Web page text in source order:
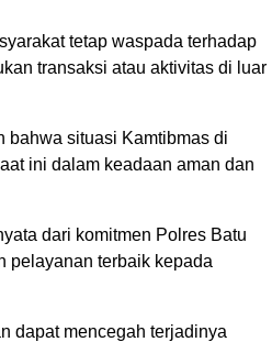
tetap waspada terhadap
transaksi atau aktivitas di luar
bahwa situasi Kamtibmas di
ini dalam keadaan aman dan
dari komitmen Polres Batu
pelayanan terbaik kepada
dapat mencegah terjadinya